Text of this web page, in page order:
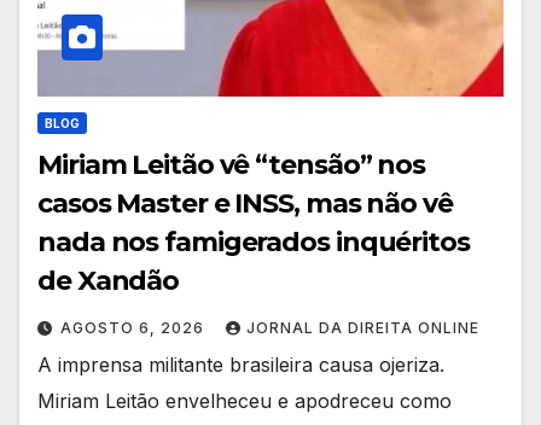
BLOG
Miriam Leitão vê “tensão” nos
casos Master e INSS, mas não vê
nada nos famigerados inquéritos
de Xandão
AGOSTO 6, 2026 JORNAL DA DIREITA ONLINE
A imprensa militante brasileira causa ojeriza.
Miriam Leitão envelheceu e apodreceu como